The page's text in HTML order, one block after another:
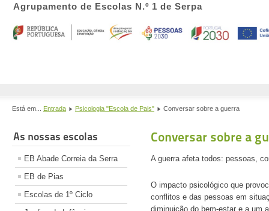
Agrupamento de Escolas N.º 1 de Serpa
Está em... Entrada Psicologia "Escola de Pais" Conversar sobre a guerra
As nossas escolas
EB Abade Correia da Serra
EB de Pias
Escolas de 1º Ciclo
Conversar sobre a
A guerra afeta todos: pessoas,
O impacto psicológico que
conflitos e das pessoas em
diminuição do bem-estar e a um